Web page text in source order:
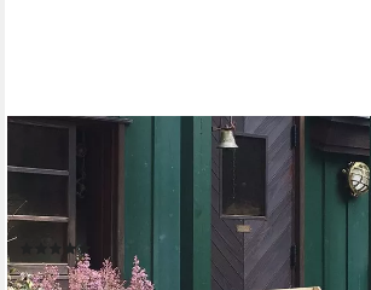
Pflanztisch Arbeitstisch mit Schublade
48 x 125 cm (Arbeitsplatte, 1-St.,
Balkon, Naturholz
121,99 € UVP 291,90 €